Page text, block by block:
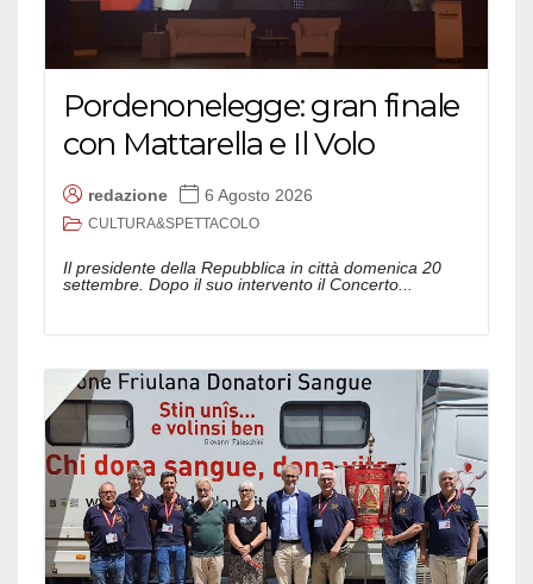
Pordenonelegge: gran finale
con Mattarella e Il Volo
redazione 6 Agosto 2026
CULTURA&SPETTACOLO
Il presidente della Repubblica in città domenica 20
settembre. Dopo il suo intervento il Concerto...